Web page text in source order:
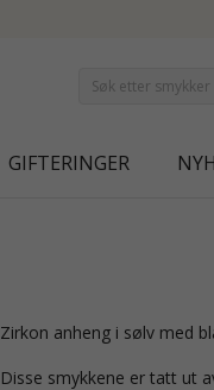
GIFTERINGER
zirkon anheng i sølv med
Disse smykkene er tatt ut